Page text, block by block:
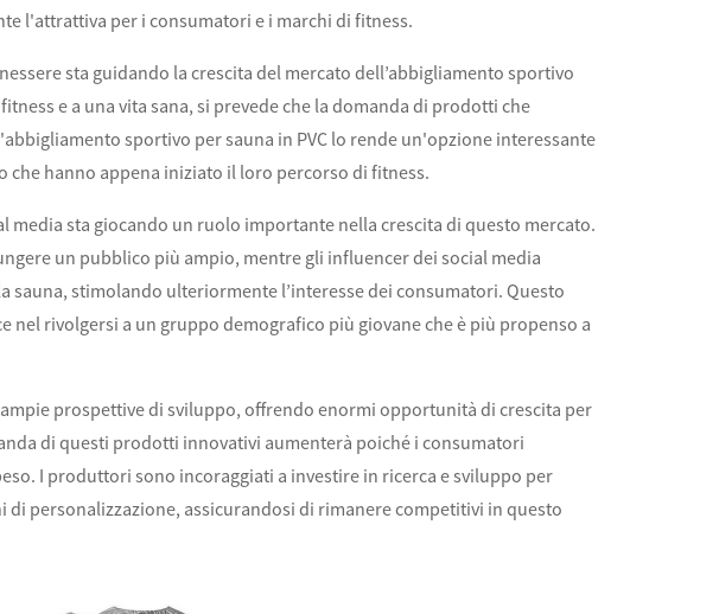
l'attrattiva per i consumatori e i marchi di fitness.
sta guidando la crescita del mercato dell’abbigliamento sportivo
e a una vita sana, si prevede che la domanda di prodotti che
sportivo per sauna in PVC lo rende un'opzione interessante
hanno appena iniziato il loro percorso di fitness.
media sta giocando un ruolo importante nella crescita di questo mercato.
un pubblico più ampio, mentre gli influencer dei social media
sauna, stimolando ulteriormente l’interesse dei consumatori. Questo
rivolgersi a un gruppo demografico più giovane che è più propenso a
prospettive di sviluppo, offrendo enormi opportunità di crescita per
di questi prodotti innovativi aumenterà poiché i consumatori
I produttori sono incoraggiati a investire in ricerca e sviluppo per
personalizzazione, assicurandosi di rimanere competitivi in ​​questo